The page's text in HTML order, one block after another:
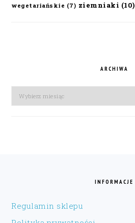
wegetariańskie (7) ziemniaki (10)
ARCHIWA
Archiwa
INFORMACJE
Regulamin sklepu